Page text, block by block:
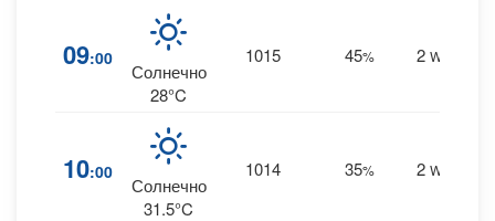
09:00
Солнечно
28°C
1015 45% 2 WSW
10:00
Солнечно
31.5°C
1014 35% 2 WSW